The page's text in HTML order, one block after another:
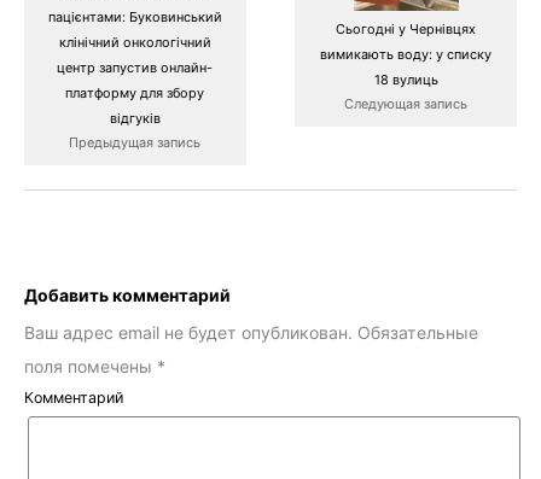
пацієнтами: Буковинський
клінічний онкологічний
центр запустив онлайн-
платформу для збору
відгуків
Предыдущая запись
Сьогодні у Чернівцях
вимикають воду: у списку
18 вулиць
Следующая запись
Добавить комментарий
Ваш адрес email не будет опубликован. Обязательные
поля помечены *
Комментарий